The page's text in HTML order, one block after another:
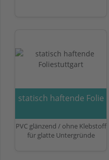
statisch haftende Folie
PVC glänzend / ohne Klebstoff
für glatte Untergründe